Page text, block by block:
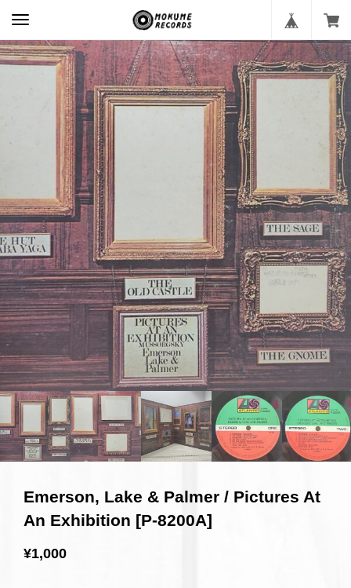
Emerson, Lake & Palmer / Pictures At
An Exhibition [P-8200A]
¥1,000